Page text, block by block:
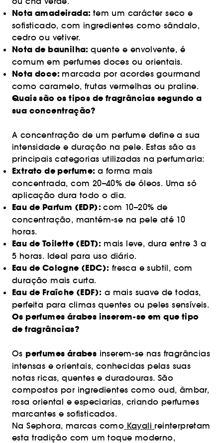
Nota amadeirada: tem um carácter seco e
sofisticado, com ingredientes como sândalo,
cedro ou vetiver.
Nota de baunilha:quente e envolvente, é
comum em perfumes doces ou orientais.
Nota doce: marcada por acordes gourmand
como caramelo, frutas vermelhas ou praline.
Quais são os tipos de fragrâncias segundo a
sua concentração?
A concentração de um perfume define a sua
intensidade e duração na pele. Estas são as
principais categorias utilizadas na perfumaria:
Extrato de perfume: a forma mais
concentrada, com 20–40% de óleos. Uma só
aplicação dura todo o dia.
Eau de Parfum (EDP):com 10–20% de
concentração, mantém-se na pele até 10
horas.
Eau de Toilette (EDT): mais leve, dura entre 3 a
5 horas. Ideal para uso diário.
Eau de Cologne (EDC): fresca e subtil, com
duração mais curta.
Eau de Fraîche (EDF): a mais suave de todas,
perfeita para climas quentes ou peles sensíveis.
Os perfumes árabes inserem-se em que tipo
de fragrâncias?
Os perfumes árabes inserem-se nas fragrâncias
intensas e orientais, conhecidas pelas suas
notas ricas, quentes e duradouras. São
compostos por ingredientes como oud, âmbar,
rosa oriental e especiarias, criando perfumes
marcantes e sofisticados.
Na Sephora, marcas como Kayali reinterpretam
esta tradição com um toque moderno,